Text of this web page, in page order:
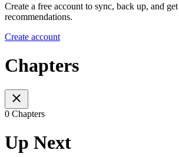
Create a free account to sync, back up, and
recommendations.
Create account
Chapters
0 Chapters
Up Next